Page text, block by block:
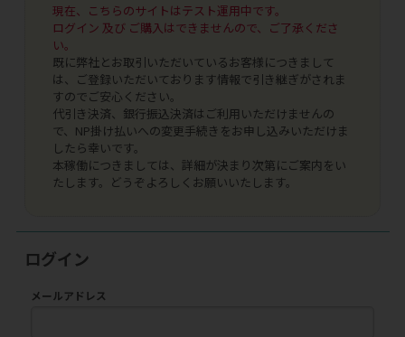
現在、こちらのサイトはテスト運用中です。
ログイン 及び ご購入はできませんので、ご了承くださ
い。
既に弊社とお取引いただいているお客様につきまして
は、ご登録いただいております情報で引き継ぎがされま
すのでご安心ください。
代引き決済、銀行振込決済はご利用いただけませんの
で、NP掛け払いへの変更手続きをお申し込みいただけま
したら幸いです。
本稼働につきましては、詳細が決まり次第にご案内をい
たします。どうぞよろしくお願いいたします。
ログイン
メールアドレス